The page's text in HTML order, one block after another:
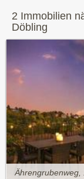
2 Immobilien
Döbling
Ährengrubenweg,